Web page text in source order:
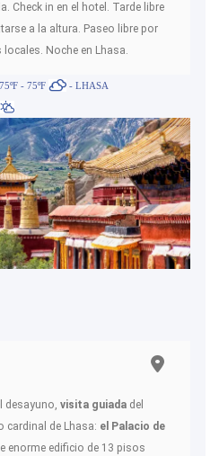
Check in en el hotel. Tarde libre
a la altura. Paseo libre por
locales. Noche en Lhasa.
75ºF - 75ºF
- LHASA
desayuno, visita guiada del
cardinal de Lhasa: el Palacio de
enorme edificio de 13 pisos